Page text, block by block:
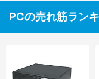
PCの売れ筋ラン